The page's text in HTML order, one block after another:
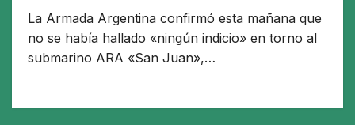
La Armada Argentina confirmó esta mañana que
no se había hallado «ningún indicio» en torno al
submarino ARA «San Juan»,…